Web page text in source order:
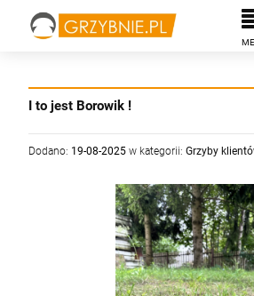
I to jest Borowik !
Dodano: 19-08-2025 w kategorii: Grzyby